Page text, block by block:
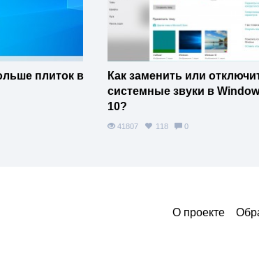
плиток в
Как заменить или
системные звуки в
10?
41807 118 0
О проекте